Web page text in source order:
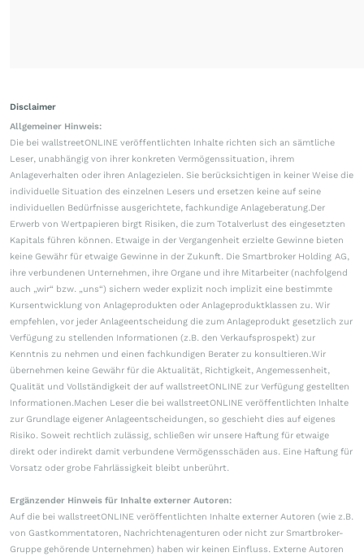
Disclaimer
Allgemeiner Hinweis:
Die bei wallstreetONLINE veröffentlichten Inhalte richten sich an sämtliche
Leser, unabhängig von ihrer konkreten Vermögenssituation, ihrem
Anlageverhalten oder ihren Anlagezielen. Sie berücksichtigen in keiner Weise die
individuelle Situation des einzelnen Lesers und ersetzen keine auf seine
individuellen Bedürfnisse ausgerichtete, fachkundige Anlageberatung.Der
Erwerb von Wertpapieren birgt Risiken, die zum Totalverlust des eingesetzten
Kapitals führen können. Etwaige in der Vergangenheit erzielte Gewinne bieten
keine Gewähr für etwaige Gewinne in der Zukunft. Die Smartbroker Holding AG,
ihre verbundenen Unternehmen, ihre Organe und ihre Mitarbeiter (nachfolgend
auch „wir“ bzw. „uns“) sichern weder explizit noch implizit eine bestimmte
Kursentwicklung von Anlageprodukten oder Anlageproduktklassen zu. Wir
empfehlen, vor jeder Anlageentscheidung die zum Anlageprodukt gesetzlich zur
Verfügung zu stellenden Informationen (z.B. den Verkaufsprospekt) zur
Kenntnis zu nehmen und einen fachkundigen Berater zu konsultieren.Wir
übernehmen keine Gewähr für die Aktualität, Richtigkeit, Angemessenheit,
Qualität und Vollständigkeit der auf wallstreetONLINE zur Verfügung gestellten
Informationen.Machen Leser die bei wallstreetONLINE veröffentlichten Inhalte
zur Grundlage eigener Anlageentscheidungen, so geschieht dies auf eigenes
Risiko. Soweit rechtlich zulässig, schließen wir unsere Haftung für etwaige
direkt oder indirekt damit verbundene Vermögensschäden aus. Eine Haftung für
Vorsatz oder grobe Fahrlässigkeit bleibt unberührt.
Ergänzender Hinweis für Inhalte externer Autoren:
Auf die bei wallstreetONLINE veröffentlichten Inhalte externer Autoren (wie z.B.
von Gastkommentatoren, Nachrichtenagenturen oder nicht zur Smartbroker-
Gruppe gehörende Unternehmen) haben wir keinen Einfluss. Externe Autoren